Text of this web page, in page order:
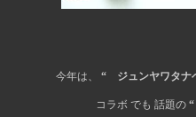
今年は、 “ ジュンヤワタ
コラボ でも 話題の